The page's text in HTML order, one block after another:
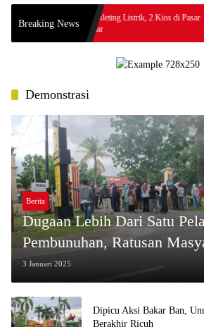
Breaking News
Dipicu Korsleting Listrik, 2 Kios di Pasar
Buton Terbakar
Demonstrasi
Berita
Dugaan Lebih Dari Satu
Pembunuhan, Ratusan
Polres Wakatobi
3 Januari 2025
Dipicu Aksi Bakar Ban,
Berakhir Ricuh